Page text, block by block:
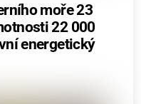
moře 23
22 000
energetický